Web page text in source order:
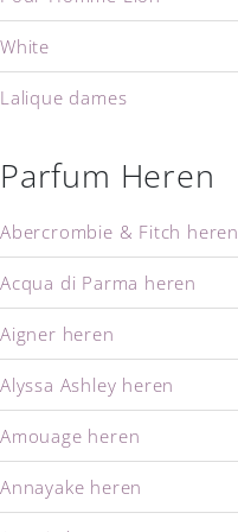
White
Lalique dames
Parfum Heren
Abercrombie & Fitch heren
Acqua di Parma heren
Aigner heren
Alyssa Ashley heren
Amouage heren
Annayake heren